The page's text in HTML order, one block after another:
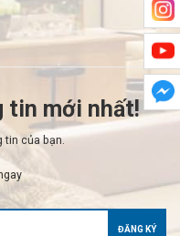
tin mới nhất!
tin của bạn.
ĐĂNG KÝ